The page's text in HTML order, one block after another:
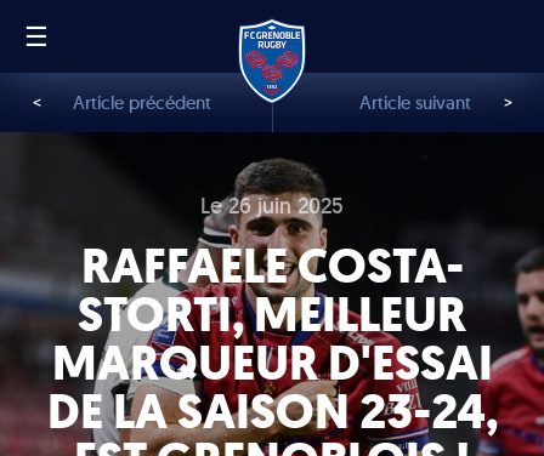
☰
Le 26 juin 2025
RAFFAELE COSTA-
STORTI, MEILLEUR
MARQUEUR D'ESSAI
DE LA SAISON 23-24,
< Article précédent Article suivant >